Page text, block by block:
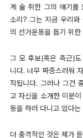
게 술 취한 그의 얘기를
소리? 그는 지금 우리와
의 선거운동을 돕기 위
그 모 후보(혹은 측근)
니다. 너무 짜증스러워
작됩니다. 그러나 그건
고 자신을 소개한 이분
동을 하러 다니고 있다
더 충격적인 것은 제가